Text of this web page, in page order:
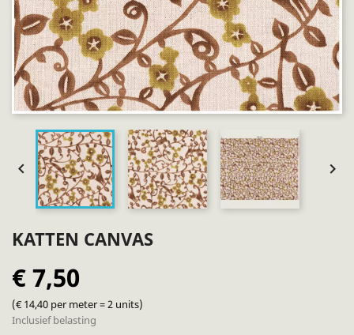
 
KATTEN CANVAS
€ 7,50
(€ 14,40 per meter = 2 units)
Inclusief belasting